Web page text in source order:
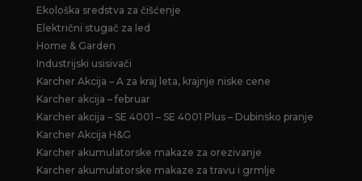
Ekološka sredstva za čišćenje
Električni stugač za led
Home & Garden
Industrijski usisivači
Karcher Akcija – A za kraj leta, krajnje niske cene
Karcher akcija – februar
Karcher akcija – SE 4001 – SE 4001 Plus – Dubinsko pranje
Karcher Akcija H&G
Karcher akumulatorske makaze za orezivanje
Karcher akumulatorske makaze za travu i grmlje